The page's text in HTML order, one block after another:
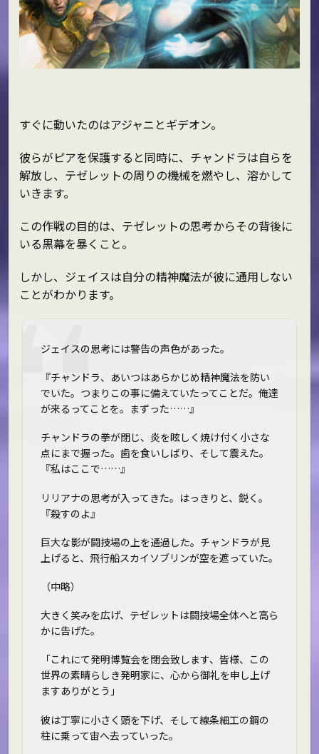
すぐに動いたのはアジャニとギデオン。
彼らがピアを保護すると同時に、チャンドラは自らを
解放し、テゼレットの周りの機械を燃やし、溶かして
いきます。
この作戦の目的は、テゼレットの思考からその背後に
いる黒幕を暴くこと。
しかし、ジェイスは自分の精神魔法が彼に通用しない
ことがわかります。
ジェイスの思考には警告の声色があった。
『チャンドラ、あいつはあらかじめ精神魔法を防い
でいた。つまりこの事に備えていたってことだ。俺達
が来るってことを。まずった……』
チャンドラの拳が閉じ、炎を眩しく焼け付く小さな
点にまで握った。歯を食いしばり、そして震えた。
『私はここで……』
リリアナの思考が入ってきた。はっきりと、鋭く。
『殺すのよ』
巨大な影が闘技場の上を通過した。チャンドラが見
上げると、飛行船スカイソブリンが空を遮っていた。
（中略）
大きく笑みを広げ、テゼレットは闘技場全体へと高ら
かに告げた。
「これにて発明博覧会を閉会致します、皆様、この
世界の素晴らしき発明家に、心から御礼を申し上げ
ます――ありがとう」
彼は丁寧に小さく頭を下げ、そして線条細工の鋼の
柱に乗って宙へ去っていった。